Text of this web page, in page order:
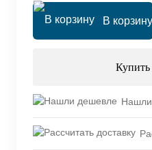
В корзину
Купить